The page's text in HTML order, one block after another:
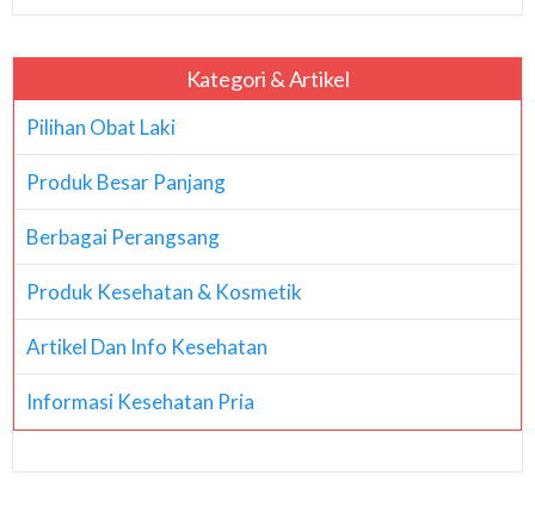
Kategori & Artikel
Pilihan Obat Laki
Produk Besar Panjang
Berbagai Perangsang
Produk Kesehatan & Kosmetik
Artikel Dan Info Kesehatan
Informasi Kesehatan Pria